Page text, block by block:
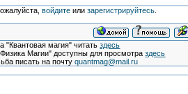
войдитеили зарегистрируйтесь.
"Квантовая магия" читатьздесь
Магии" доступны для просмотраздесь
писать на почтуquantmag@mail.ru